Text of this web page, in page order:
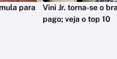
para
Vini Jr. torna-se o
pago; veja o top 10